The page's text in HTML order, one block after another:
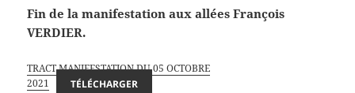
Fin de la manifestation aux allées François
VERDIER.
TRACT MANIFESTATION DU 05 OCTOBRE
2021
TÉLÉCHARGER